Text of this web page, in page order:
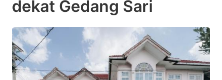
question
mark
key
to
get
question
mark
key
to
get
dekat Gedang Sari